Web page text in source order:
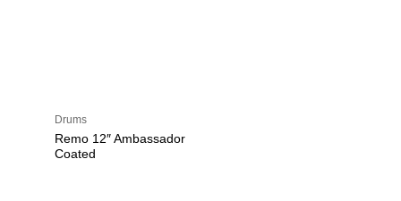
Drums
Remo 12″ Ambassador
Coated